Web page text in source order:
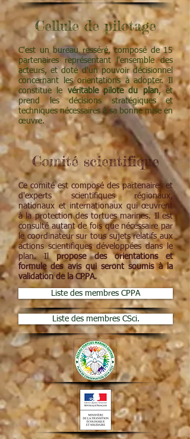
Cellule de pilotage
C'est un bureau resséré, composé de 15
partenaires représentant l'ensemble des
acteurs, et doté d'un pouvoir décisionnel
concernant les orientations à adopter. Il
constitue le véritable pilote du plan, et
prend les décisions stratégiques et
techniques nécessaires à sa bonne mise en
œuvre.
Comité scientifique
Ce comité est composé des partenaires et
d'experts scientifiques régionaux,
nationaux et internationaux qui œuvrent
à la protection des tortues marines. Il est
consulté autant de fois que nécessaire par
le coordinateur sur tous sujets relatifs aux
actions scientifiques développées dans le
plan. Ilpropose des orientations et
formule des avis qui seront soumis à la
validation de la CPPA.
Liste des membres CPPA
Liste des membres CSci.